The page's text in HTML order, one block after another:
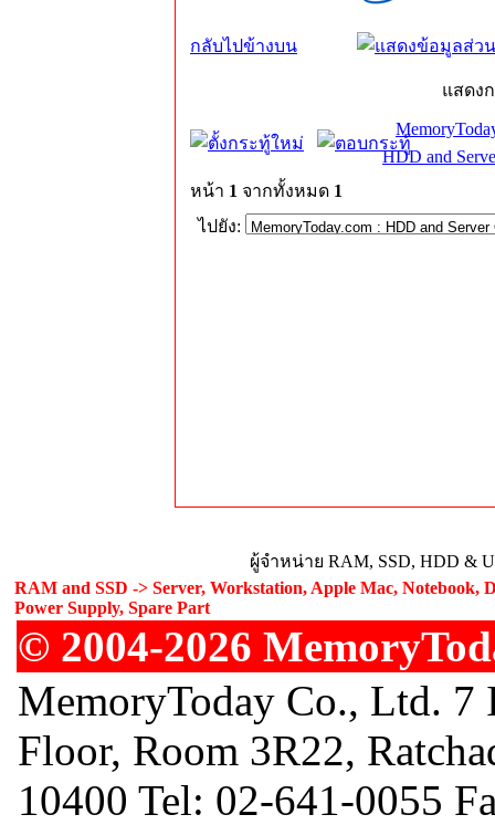
กลับไปข้างบน
แสดง
HDD and
หน้า 1 จากทั้งหมด 1
ไปยัง:
ผู้จำหน่าย RAM, SSD, HDD &
RAM and SSD -> Server, Workstation, Apple Mac, Notebook,
Power Supply, Spare Part
© 2004-2026
MemoryToday Co., Ltd.
Floor, Room 3R22,
10400 Tel: 02-641-0055